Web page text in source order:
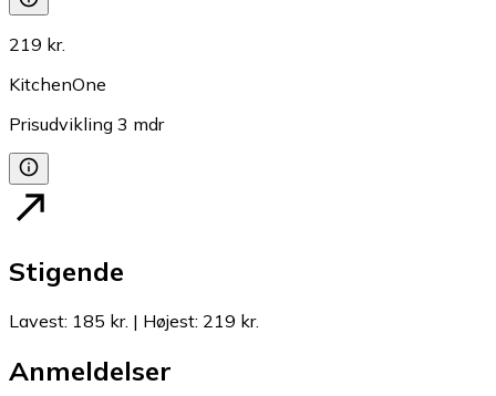
219 kr.
KitchenOne
Prisudvikling 3 mdr
Stigende
Lavest: 185 kr. | Højest: 219 kr.
Anmeldelser